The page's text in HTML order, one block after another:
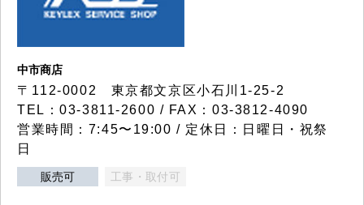
中市商店
〒112-0002 東京都文京区小石川1-25-2
TEL：03-3811-2600 / FAX：03-3812-4090
営業時間：7:45〜19:00 / 定休日：日曜日・祝祭
日
販売可 工事・取付可